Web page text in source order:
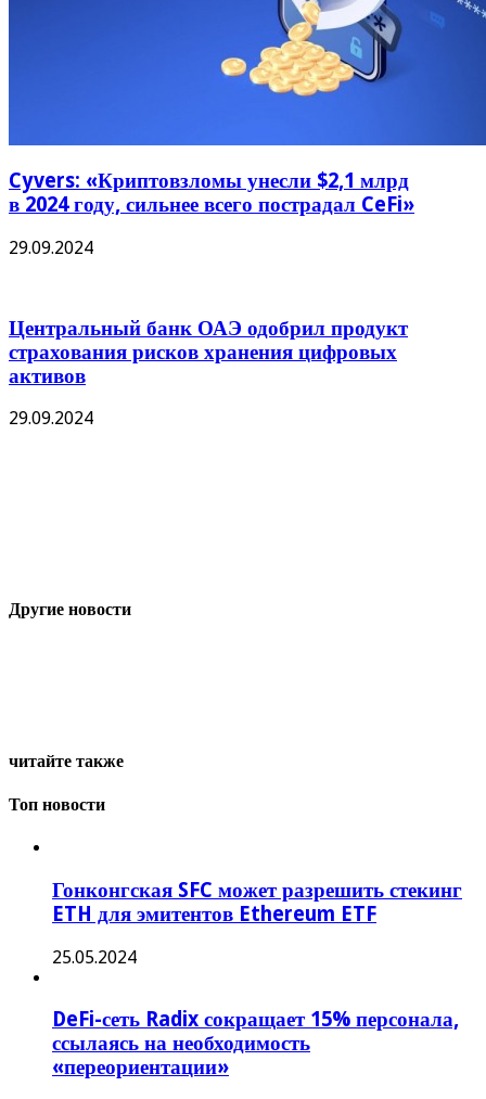
Cyvers: «Криптовзломы унесли $2,1 млрд
в 2024 году, сильнее всего пострадал CeFi»
29.09.2024
Центральный банк ОАЭ одобрил продукт
страхования рисков хранения цифровых
активов
29.09.2024
Другие новости
читайте также
Топ новости
Гонконгская SFC может разрешить стекинг
ETH для эмитентов Ethereum ETF
25.05.2024
DeFi-сеть Radix сокращает 15% персонала,
ссылаясь на необходимость
«переориентации»